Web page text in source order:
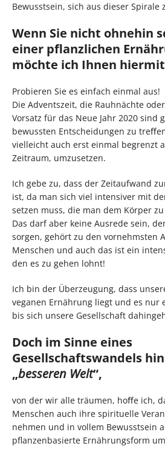
Bewusstsein, sich aus dieser Spirale
Wenn Sie nicht ohnehin
einer pflanzlichen
möchte ich Ihnen
Probieren Sie es einfach einmal aus!
Die Adventszeit, die Rauhnächte
Vorsatz für das Neue Jahr 2020 sind
bewussten Entscheidungen zu
vielleicht auch erst einmal begrenzt
Zeitraum, umzusetzen.
Ich gebe zu, dass der Zeitaufwand
ist, da man sich viel intensiver mit
setzen muss, die man dem Körper
Das darf aber keine Ausrede sein,
sorgen, gehört zu den vornehmsten
Menschen und auch das ist ein
den es zu gehen lohnt!
Ich bin der Überzeugung, dass
veganen Ernährung liegt und es nur
bis sich unsere Gesellschaft
Doch im Sinne eines
Gesellschaftswandels
„besseren Welt“,
von der wir alle träumen, hoﬀe ich,
Menschen auch ihre spirituelle
nehmen und in vollem Bewusstsein
pflanzenbasierte Ernährungsform